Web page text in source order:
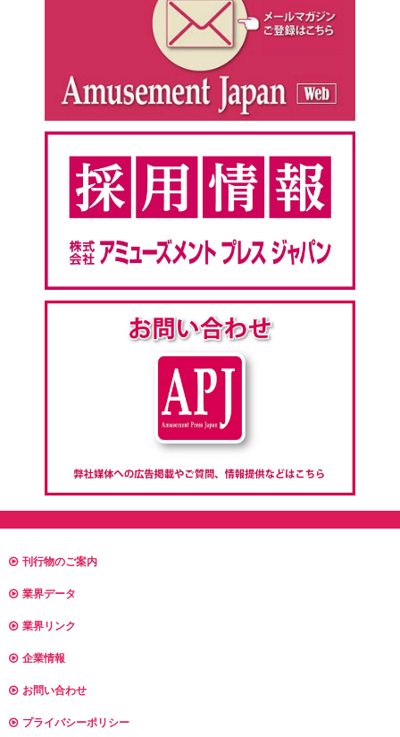
刊行物のご案内
業界データ
業界リンク
企業情報
お問い合わせ
プライバシーポリシー